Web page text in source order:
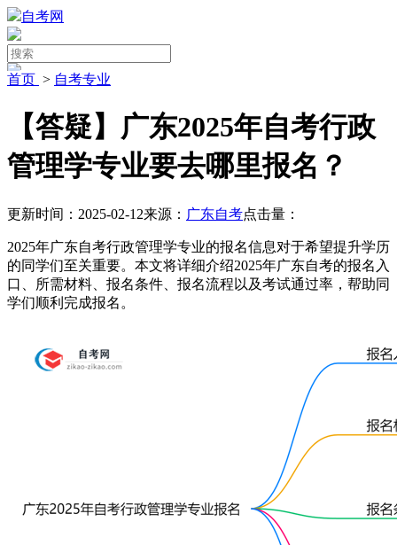
自考网
首页 > 自考专业
【答疑】广东2025年自考行政
管理学专业要去哪里报名？
更新时间：2025-02-12来源： 广东自考点击量：
2025年广东自考行政管理学专业的报名信息对于希望提升学历
的同学们至关重要。本文将详细介绍2025年广东自考的报名入
口、所需材料、报名条件、报名流程以及考试通过率，帮助同
学们顺利完成报名。